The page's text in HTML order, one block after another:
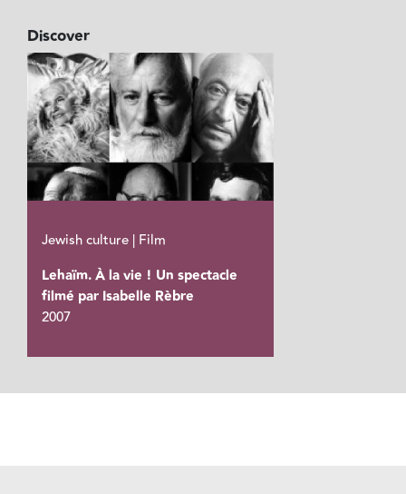
Discover
Jewish culture | Film
Lehaïm. À la vie ! Un spectacle
filmé par Isabelle Rèbre
2007